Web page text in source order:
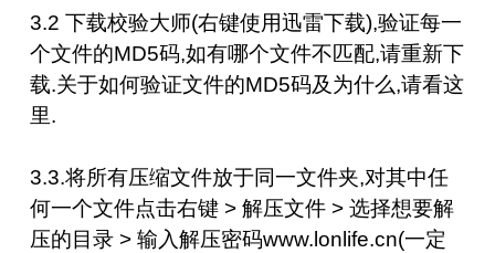
3.2 下载校验大师(右键使用迅雷下载),验证每一
个文件的MD5码,如有哪个文件不匹配,请重新下
载.关于如何验证文件的MD5码及为什么,请看这
里.
3.3.将所有压缩文件放于同一文件夹,对其中任
何一个文件点击右键 > 解压文件 > 选择想要解
压的目录 > 输入解压密码www.lonlife.cn(一定